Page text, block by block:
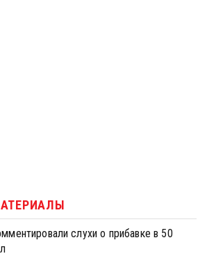
слухи о прибавке в 50